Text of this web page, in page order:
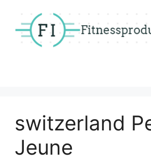
content
switzerland
Jeune